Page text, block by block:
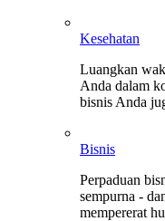
Kesehatan
Luangkan
Anda dalam
bisnis Anda
Bisnis
Perpaduan
sempurna -
mempererat